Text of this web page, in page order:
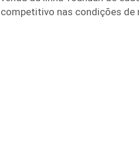
competitivo nas condições de